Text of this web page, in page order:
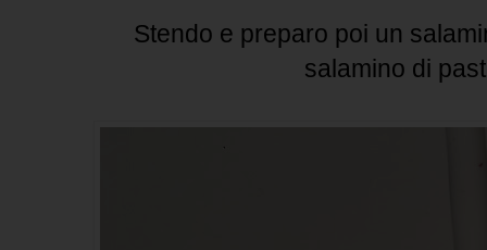
Stendo e preparo poi un
salamino di